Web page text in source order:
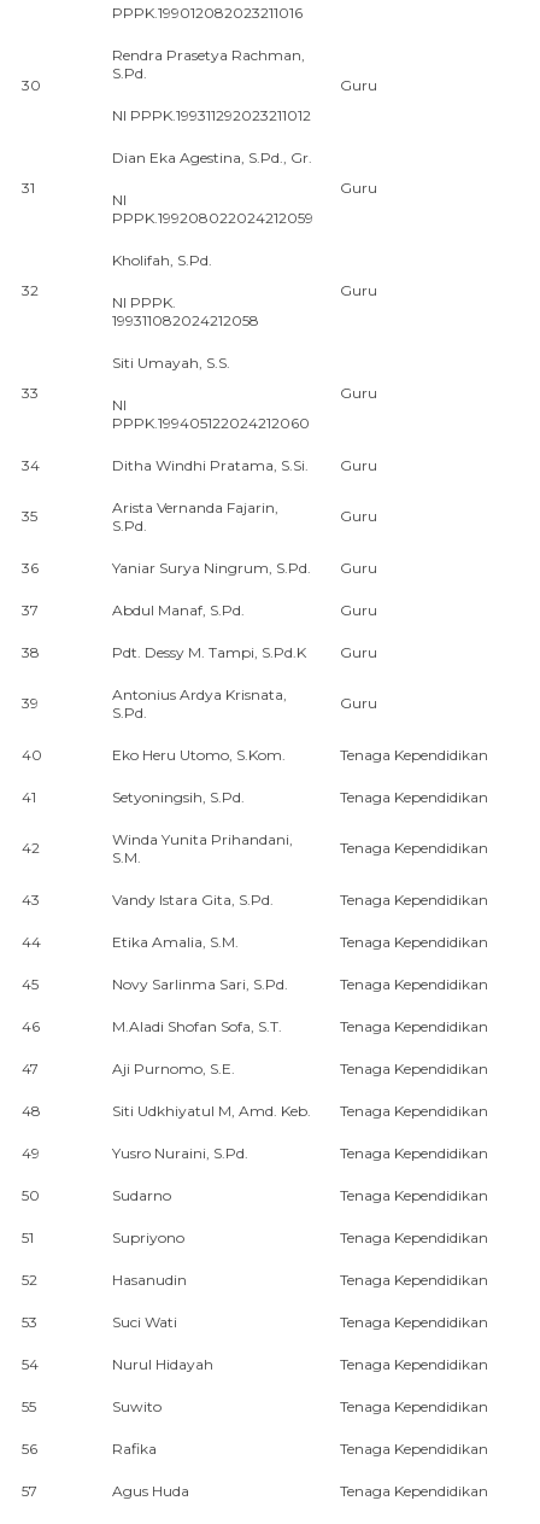
PPPK.199012082023211016
30
Rendra Prasetya Rachman,
S.Pd.
Guru
NI PPPK.199311292023211012
31
Dian Eka Agestina, S.Pd., Gr.
Guru
NI
PPPK.199208022024212059
32
Kholifah, S.Pd.
Guru
NI PPPK.
199311082024212058
33
Siti Umayah, S.S.
Guru
NI
PPPK.199405122024212060
34 Ditha Windhi Pratama, S.Si. Guru
35
Arista Vernanda Fajarin,
S.Pd.
Guru
36 Yaniar Surya Ningrum, S.Pd. Guru
37 Abdul Manaf, S.Pd. Guru
38 Pdt. Dessy M. Tampi, S.Pd.K Guru
39
Antonius Ardya Krisnata,
S.Pd.
Guru
40 Eko Heru Utomo, S.Kom. Tenaga Kependidikan
41 Setyoningsih, S.Pd. Tenaga Kependidikan
42
Winda Yunita Prihandani,
S.M.
Tenaga Kependidikan
43 Vandy Istara Gita, S.Pd. Tenaga Kependidikan
44 Etika Amalia, S.M. Tenaga Kependidikan
45 Novy Sarlinma Sari, S.Pd. Tenaga Kependidikan
46 M.Aladi Shofan Sofa, S.T. Tenaga Kependidikan
47 Aji Purnomo, S.E. Tenaga Kependidikan
48 Siti Udkhiyatul M, Amd. Keb. Tenaga Kependidikan
49 Yusro Nuraini, S.Pd. Tenaga Kependidikan
50 Sudarno Tenaga Kependidikan
51 Supriyono Tenaga Kependidikan
52 Hasanudin Tenaga Kependidikan
53 Suci Wati Tenaga Kependidikan
54 Nurul Hidayah Tenaga Kependidikan
55 Suwito Tenaga Kependidikan
56 Rafika Tenaga Kependidikan
57 Agus Huda Tenaga Kependidikan